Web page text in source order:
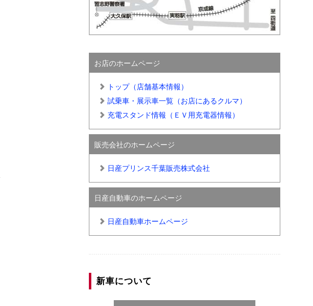
お店のホームページ
トップ（店舗基本情報）
試乗車・展示車一覧（お店にあるクルマ）
充電スタンド情報（ＥＶ用充電器情報）
販売会社のホームページ
日産プリンス千葉販売株式会社
日産自動車のホームページ
日産自動車ホームページ
新車について